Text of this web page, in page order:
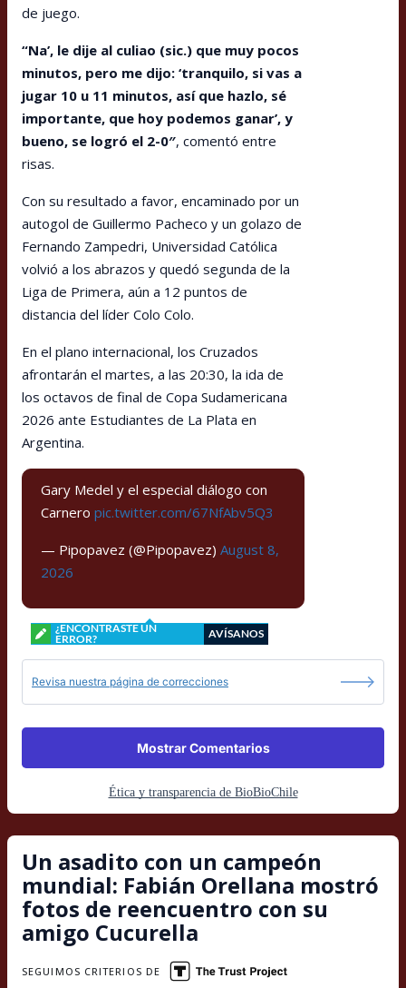
de juego.
“Na’, le dije al culiao (sic.) que muy pocos
minutos, pero me dijo: ‘tranquilo, si vas a
jugar 10 u 11 minutos, así que hazlo, sé
importante, que hoy podemos ganar’, y
bueno, se logró el 2-0″, comentó entre
risas.
Con su resultado a favor, encaminado por un
autogol de Guillermo Pacheco y un golazo de
Fernando Zampedri, Universidad Católica
volvió a los abrazos y quedó segunda de la
Liga de Primera, aún a 12 puntos de
distancia del líder Colo Colo.
En el plano internacional, los Cruzados
afrontarán el martes, a las 20:30, la ida de
los octavos de final de Copa Sudamericana
2026 ante Estudiantes de La Plata en
Argentina.
Gary Medel y el especial diálogo con
Carnero pic.twitter.com/67NfAbv5Q3
— Pipopavez (@Pipopavez) August 8,
2026
¿ENCONTRASTE UN
ERROR?
AVÍSANOS
Revisa nuestra página de correcciones
Mostrar Comentarios
Ética y transparencia de BioBioChile
Un asadito con un campeón
mundial: Fabián Orellana mostró
fotos de reencuentro con su
amigo Cucurella
SEGUIMOS CRITERIOS DE